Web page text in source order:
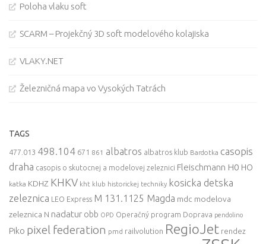
Poloha vlaku soft
SCARM – Projekčný 3D soft modelového kolajiska
VLAKY.NET
Železničná mapa vo Vysokých Tatrách
TAGS
477.013 498.104 671 861 albatros albatros klub Bardotka casopis
draha casopis o skutocnej a modelovej zeleznici Fleischmann H0 HO
katka KDHZ KHKV kht klub historickej techniky kosicka detska
zeleznica LEO Express M 131.1125 Magda mdc modelova
zeleznica N nadatur obb OPD Operačný program Doprava pendolino
Piko pixel federation pmd railvolution RegioJet rendez